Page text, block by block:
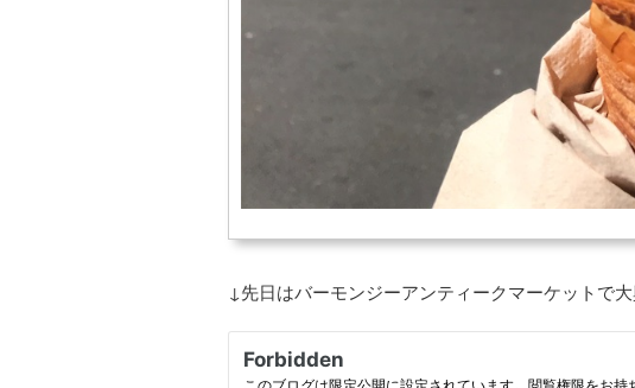
↓先日はバーモンジーアンティークマーケットで大